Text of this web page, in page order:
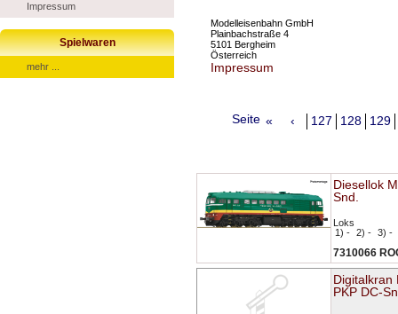
Impressum
Spielwaren
mehr ...
Modelleisenbahn GmbH
Plainbachstraße 4
5101 Bergheim
Österreich
Impressum
Seite « ‹ 127 128 129
Diesellok
Snd.
Loks
1) - 2) - 3) -
7310066
Digitalkran
PKP DC-Sn